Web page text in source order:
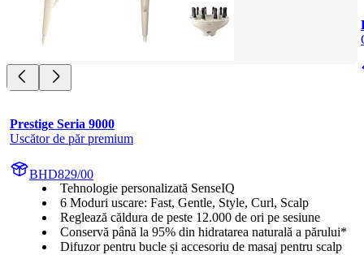
Prestige Seria 9000
Uscător de păr premium
BHD829/00
Tehnologie personalizată SenseIQ
6 Moduri uscare: Fast, Gentle, Style, Curl, Scalp
Reglează căldura de peste 12.000 de ori pe sesiune
Conservă până la 95% din hidratarea naturală a părului*
Difuzor pentru bucle și accesoriu de masaj pentru scalp